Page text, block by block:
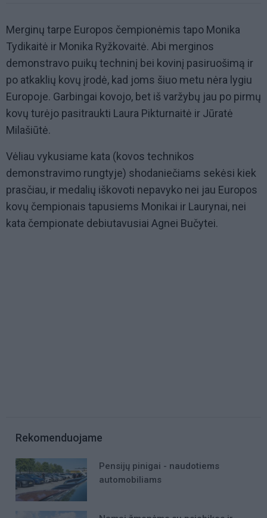
Merginų tarpe Europos čempionėmis tapo Monika
Tydikaitė ir Monika Ryžkovaitė. Abi merginos
demonstravo puikų techninį bei kovinį pasiruošimą ir
po atkaklių kovų įrodė, kad joms šiuo metu nėra lygiu
Europoje. Garbingai kovojo, bet iš varžybų jau po pirmų
kovų turėjo pasitraukti Laura Pikturnaitė ir Jūratė
Milašiūtė.
Vėliau vykusiame kata (kovos technikos
demonstravimo rungtyje) shodaniečiams sekėsi kiek
prasčiau, ir medalių iškovoti nepavyko nei jau Europos
kovų čempionais tapusiems Monikai ir Laurynai, nei
kata čempionate debiutavusiai Agnei Bučytei.
Rekomenduojame
Pensijų pinigai - naudotiems
automobiliams